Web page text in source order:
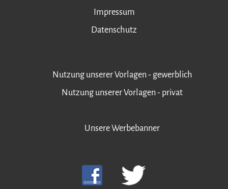
Impressum
Datenschutz
Nutzung unserer Vorlagen - gewerblich
Nutzung unserer Vorlagen - privat
Unsere Werbebanner